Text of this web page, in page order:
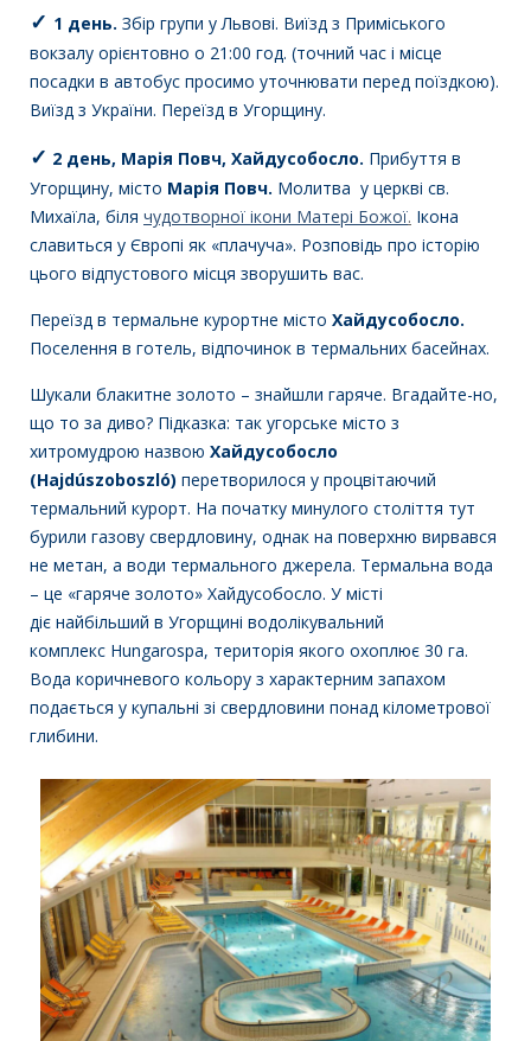
✓ 1 день. Збір групи у Львові. Виїзд з Приміського
вокзалу орієнтовно о 21:00 год. (точний час і місце
посадки в автобус просимо уточнювати перед поїздкою).
Виїзд з України. Переїзд в Угорщину.
✓ 2 день, Марія Повч, Хайдусобосло. Прибуття в
Угорщину, місто Марія Повч. Молитва у церкві св.
Михаїла, біля чудотворної ікони Матері Божої. Ікона
славиться у Європі як «плачуча». Розповідь про історію
цього відпустового місця зворушить вас.
Переїзд в термальне курортне місто Хайдусобосло.
Поселення в готель, відпочинок в термальних басейнах.
Шукали блакитне золото – знайшли гаряче. Вгадайте-но,
що то за диво? Підказка: так угорське місто з
хитромудрою назвою Хайдусобосло
(Hajdúszoboszló) перетворилося у процвітаючий
термальний курорт. На початку минулого століття тут
бурили газову свердловину, однак на поверхню вирвався
не метан, а води термального джерела. Термальна вода
– це «гаряче золото» Хайдусобосло. У місті
діє найбільший в Угорщині водолікувальний
комплекс Hungarospa, територія якого охоплює 30 га.
Вода коричневого кольору з характерним запахом
подається у купальні зі свердловини понад кілометрової
глибини.